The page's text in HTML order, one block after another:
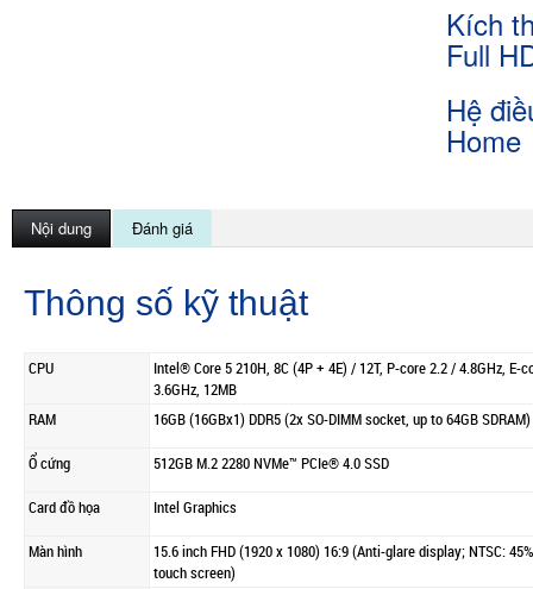
Kích
Full
Hệ
Home
Nội dung Đánh giá
Thông số kỹ thuật
CPU
Intel® Core 5 210H, 8C (4P + 4E) / 12T, P-core 2.2 / 4.8GHz, E-
3.6GHz, 12MB
RAM
16GB (16GBx1) DDR5 (2x SO-DIMM socket, up to 64GB SDRAM)
Ổ cứng 512GB M.2 2280 NVMe™ PCIe® 4.0 SSD
Card đồ họa Intel Graphics
Màn hình
15.6 inch FHD (1920 x 1080) 16:9 (Anti-glare display; NTSC:
touch screen)